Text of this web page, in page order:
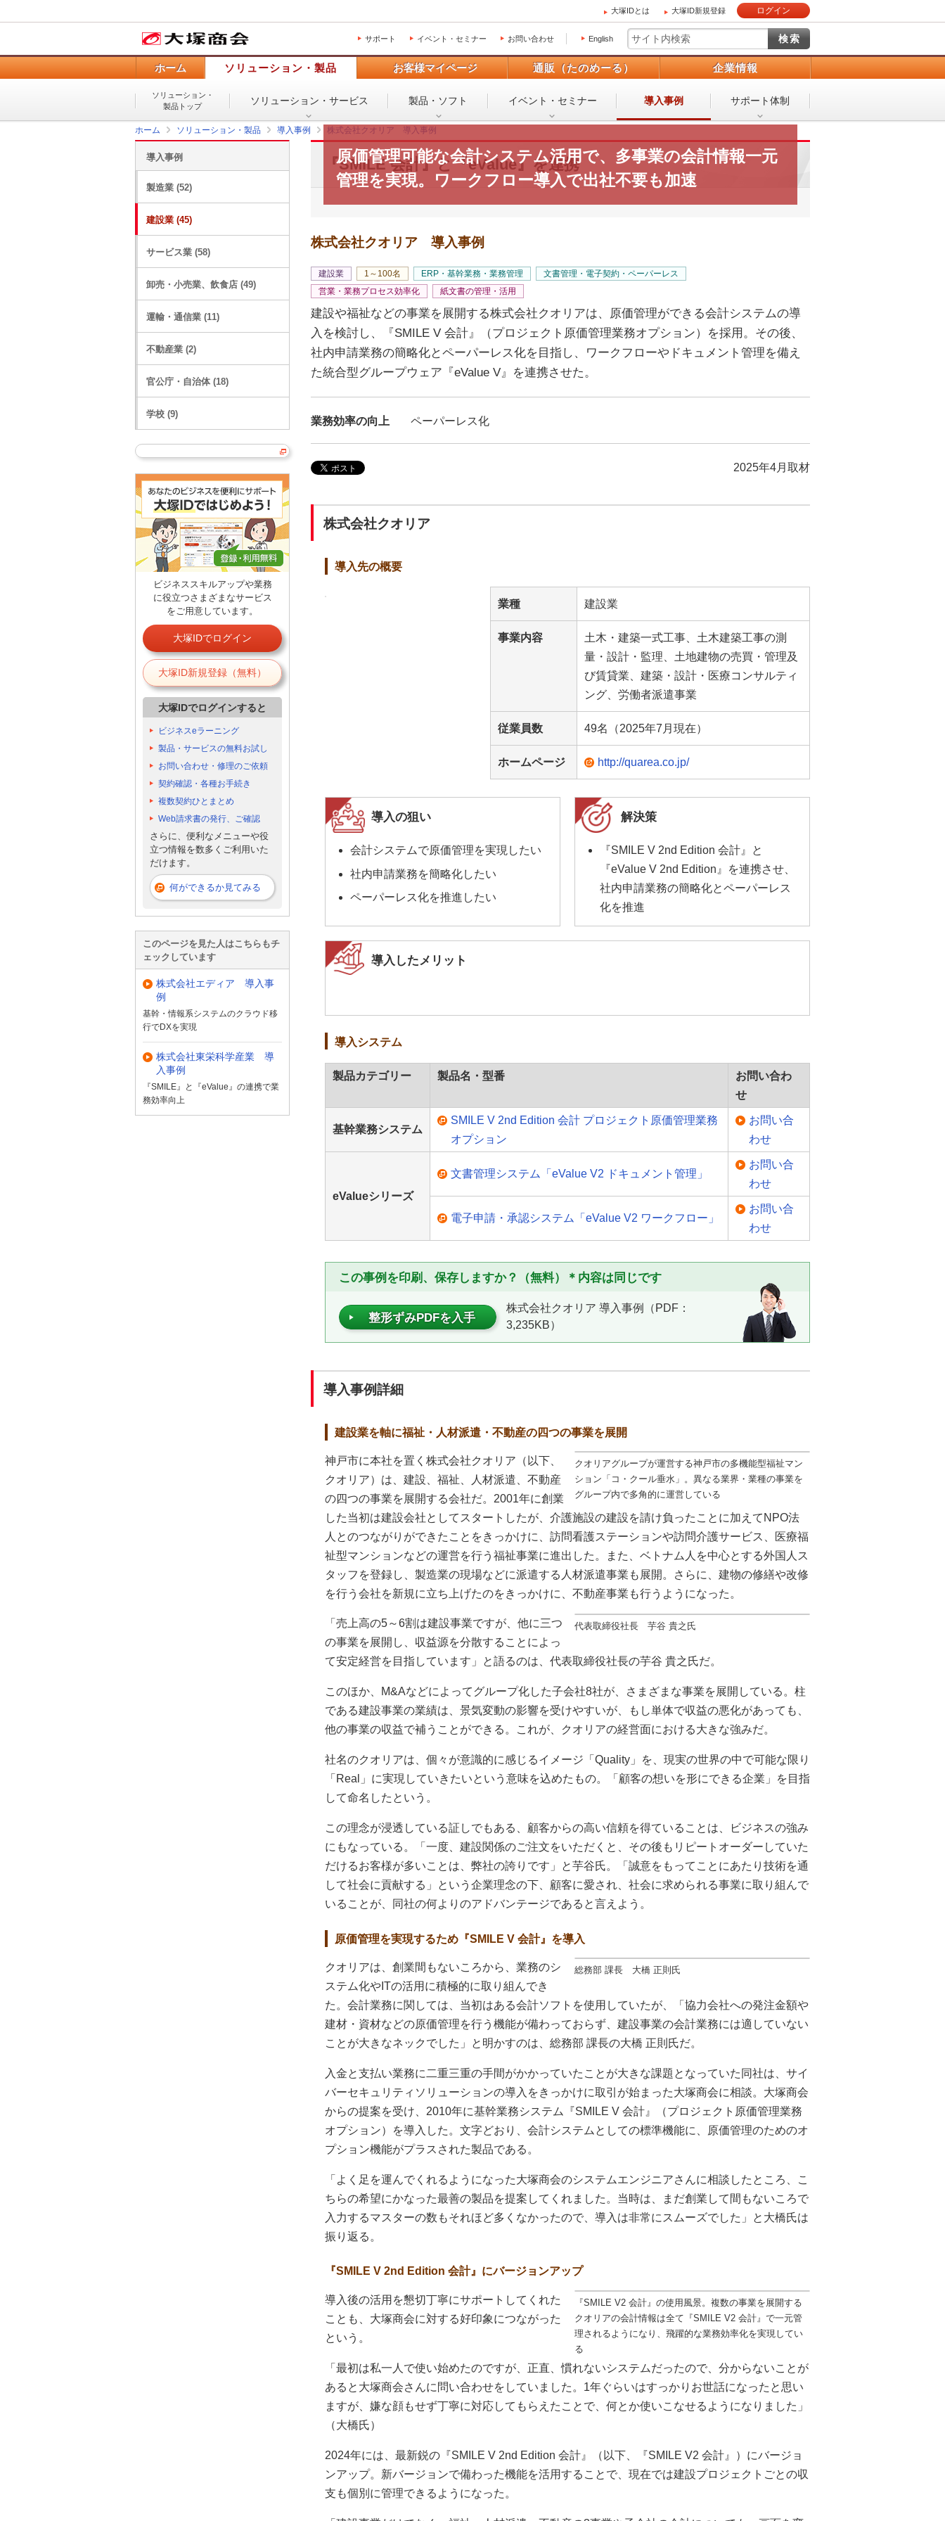
大塚IDとは 大塚ID新規登録 ログイン
サポート イベント・セミナー お問い合わせ English
ホーム ソリューション・製品 お客様マイページ 通販（たのめーる） 企業情報
ソリューション・
製品トップ
ソリューション・ サービス 製品・ソフト イベント・ セミナー 導入事例 サポート体制
ホーム ソリューション・製品 導入事例 株式会社クオリア 導入事例
『SMILE 会計』と『eValue』を連携
原価管理可能な会計システム活用で、多事業の会計情報一元
管理を実現。ワークフロー導入で出社不要も加速
株式会社クオリア 導入事例
建設業 1～100名 ERP・基幹業務・業務管理
文書管理・電子契約・ペーパーレス
営業・業務プロセス効率化
紙文書の管理・活用
建設や福祉などの事業を展開する株式会社クオリアは、原価管理ができる会計システムの導
入を検討し、『SMILE V 会計』（プロジェクト原価管理業務オプション）を採用。その後、
社内申請業務の簡略化とペーパーレス化を目指し、ワークフローやドキュメント管理を備え
た統合型グループウェア『eValue V』を連携させた。
業務効率の向上 ペーパーレス化
2025年4月取材
株式会社クオリア
導入先の概要
業種 建設業
事業内容
土木・建築一式工事、土木建築工事の測
量・設計・監理、土地建物の売買・管理及
び賃貸業、建築・設計・医療コンサルティ
ング、労働者派遣事業
従業員数 49名（2025年7月現在）
ホームページ http://quarea.co.jp/
導入の狙い
会計システムで原価管理を実現したい
社内申請業務を簡略化したい
ペーパーレス化を推進したい
解決策
『SMILE V 2nd Edition 会計』と
『eValue V 2nd Edition』を連携させ、
社内申請業務の簡略化とペーパーレス
化を推進
導入したメリット
導入システム
製品カテゴリー 製品名・型番
お問い合わ
せ
基幹業務システム
SMILE V 2nd Edition 会計 プロジェクト原価管理業務
オプション
お問い合
わせ
eValueシリーズ
文書管理システム「eValue V2 ドキュメント管理」
お問い合
わせ
電子申請・承認システム「eValue V2 ワークフロー」
お問い合
わせ
この事例を印刷、保存しますか？（無料）＊内容は同じです
整形ずみPDFを入手
株式会社クオリア 導入事例（PDF：
3,235KB）
導入事例詳細
建設業を軸に福祉・人材派遣・不動産の四つの事業を展開
クオリアグループが運営する神戸市の多機能型福祉マン
ション「コ・クール垂水」。異なる業界・業種の事業を
グループ内で多角的に運営している
神戸市に本社を置く株式会社クオリア（以下、
クオリア）は、建設、福祉、人材派遣、不動産
の四つの事業を展開する会社だ。2001年に創業
した当初は建設会社としてスタートしたが、介護施設の建設を請け負ったことに加えてNPO法
人とのつながりができたことをきっかけに、訪問看護ステーションや訪問介護サービス、医療福
祉型マンションなどの運営を行う福祉事業に進出した。また、ベトナム人を中心とする外国人ス
タッフを登録し、製造業の現場などに派遣する人材派遣事業も展開。さらに、建物の修繕や改修
を行う会社を新規に立ち上げたのをきっかけに、不動産事業も行うようになった。
代表取締役社長 芋谷 貴之氏
「売上高の5～6割は建設事業ですが、他に三つ
の事業を展開し、収益源を分散することによっ
て安定経営を目指しています」と語るのは、代表取締役社長の芋谷 貴之氏だ。
このほか、M&Aなどによってグループ化した子会社8社が、さまざまな事業を展開している。柱
である建設事業の業績は、景気変動の影響を受けやすいが、もし単体で収益の悪化があっても、
他の事業の収益で補うことができる。これが、クオリアの経営面における大きな強みだ。
社名のクオリアは、個々が意識的に感じるイメージ「Quality」を、現実の世界の中で可能な限り
「Real」に実現していきたいという意味を込めたもの。「顧客の想いを形にできる企業」を目指
して命名したという。
この理念が浸透している証しでもある、顧客からの高い信頼を得ていることは、ビジネスの強み
にもなっている。「一度、建設関係のご注文をいただくと、その後もリピートオーダーしていた
だけるお客様が多いことは、弊社の誇りです」と芋谷氏。「誠意をもってことにあたり技術を通
して社会に貢献する」という企業理念の下、顧客に愛され、社会に求められる事業に取り組んで
いることが、同社の何よりのアドバンテージであると言えよう。
原価管理を実現するため『SMILE V 会計』を導入
総務部 課長 大橋 正則氏
クオリアは、創業間もないころから、業務のシ
ステム化やITの活用に積極的に取り組んでき
た。会計業務に関しては、当初はある会計ソフトを使用していたが、「協力会社への発注金額や
建材・資材などの原価管理を行う機能が備わっておらず、建設事業の会計業務には適していない
ことが大きなネックでした」と明かすのは、総務部 課長の大橋 正則氏だ。
入金と支払い業務に二重三重の手間がかかっていたことが大きな課題となっていた同社は、サイ
バーセキュリティソリューションの導入をきっかけに取引が始まった大塚商会に相談。大塚商会
からの提案を受け、2010年に基幹業務システム『SMILE V 会計』（プロジェクト原価管理業務
オプション）を導入した。文字どおり、会計システムとしての標準機能に、原価管理のためのオ
プション機能がプラスされた製品である。
「よく足を運んでくれるようになった大塚商会のシステムエンジニアさんに相談したところ、こ
ちらの希望にかなった最善の製品を提案してくれました。当時は、まだ創業して間もないころで
入力するマスターの数もそれほど多くなかったので、導入は非常にスムーズでした」と大橋氏は
振り返る。
『SMILE V 2nd Edition 会計』にバージョンアップ
『SMILE V2 会計』の使用風景。複数の事業を展開する
クオリアの会計情報は全て『SMILE V2 会計』で一元管
理されるようになり、飛躍的な業務効率化を実現してい
る
導入後の活用を懇切丁寧にサポートしてくれた
ことも、大塚商会に対する好印象につながった
という。
「最初は私一人で使い始めたのですが、正直、慣れないシステムだったので、分からないことが
あると大塚商会さんに問い合わせをしていました。1年ぐらいはすっかりお世話になったと思い
ますが、嫌な顔もせず丁寧に対応してもらえたことで、何とか使いこなせるようになりました」
（大橋氏）
2024年には、最新鋭の『SMILE V 2nd Edition 会計』（以下、『SMILE V2 会計』）にバージョ
ンアップ。新バージョンで備わった機能を活用することで、現在では建設プロジェクトごとの収
支も個別に管理できるようになった。
導入事例
製造業 (52)
建設業 (45)
サービス業 (58)
卸売・小売業、飲食店 (49)
運輸・通信業 (11)
不動産業 (2)
官公庁・自治体 (18)
学校 (9)
ビジネススキルアップや業務
に役立つさまざまなサービス
をご用意しています。
大塚IDでログイン
大塚ID新規登録（無料）
大塚IDでログインすると
ビジネスeラーニング
製品・サービスの無料お試し
お問い合わせ・修理のご依頼
契約確認・各種お手続き
複数契約ひとまとめ
Web請求書の発行、ご確認
さらに、便利なメニューや役
立つ情報を数多くご利用いた
だけます。
何ができるか見てみる
このページを見た人はこちらもチ
ェックしています
株式会社エディア 導入事
例
基幹・情報系システムのクラウド移
行でDXを実現
株式会社東栄科学産業 導
入事例
『SMILE』と『eValue』の連携で業
務効率向上